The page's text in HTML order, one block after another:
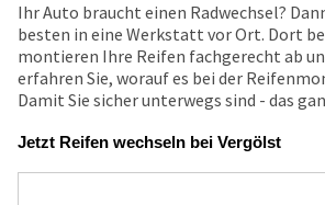
Ihr Auto braucht einen Radwechsel?
besten in eine Werkstatt vor Ort. Dort
montieren Ihre Reifen fachgerecht ab
erfahren Sie, worauf es bei der
Damit Sie sicher unterwegs sind - das
Jetzt Reifen wechseln bei Vergölst